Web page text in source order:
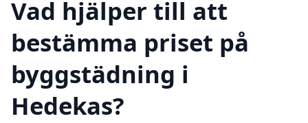
Vad hjälper till att
bestämma priset på
byggstädning i
Hedekas?